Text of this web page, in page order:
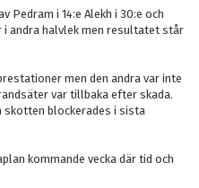
Pedram i 14:e Alekh i 30:e och
i andra halvlek men resultatet står
men den andra var inte
var tillbaka efter skada.
skotten blockerades i sista
kommande vecka där tid och